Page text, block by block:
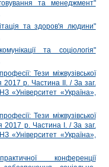
та менеджмент"
та здоров'я людини"
та соціологія"
Тези міжвузівської
2017 р. Частина ІІ. / За заг.
«Університет «Україна»,
Тези міжвузівської
2017 р. Частина І. / За заг.
«Університет «Україна»,
конференції